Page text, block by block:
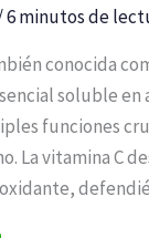
6 minutos de
conocida
soluble en
funciones
La vitamina C